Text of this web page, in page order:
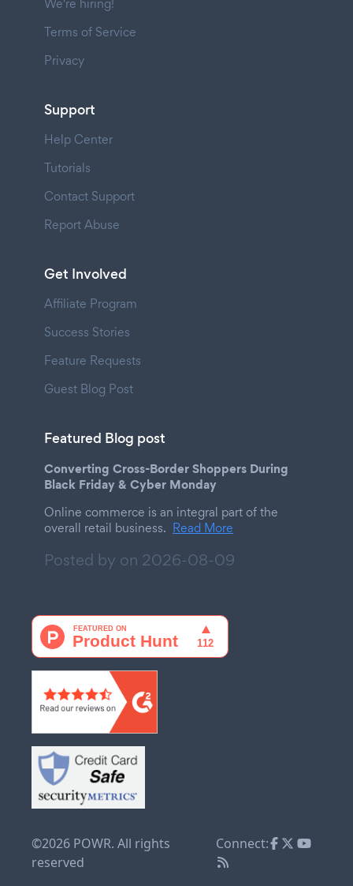
We're hiring!
Terms of Service
Privacy
Support
Help Center
Tutorials
Contact Support
Report Abuse
Get Involved
Affiliate Program
Success Stories
Feature Requests
Guest Blog Post
Featured Blog post
Converting Cross-Border Shoppers During
Black Friday & Cyber Monday
Online commerce is an integral part of the
overall retail business. Read More
Posted by on 2026-08-09
©2026 POWR. All rights
reserved
Connect: